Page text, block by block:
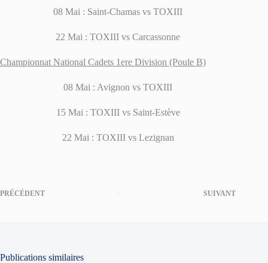
08 Mai : Saint-Chamas vs TOXIII
22 Mai : TOXIII vs Carcassonne
Championnat National Cadets 1ere Division (Poule B)
08 Mai : Avignon vs TOXIII
15 Mai : TOXIII vs Saint-Estève
22 Mai : TOXIII vs Lezignan
PRÉCÉDENT SUIVANT
Publications similaires